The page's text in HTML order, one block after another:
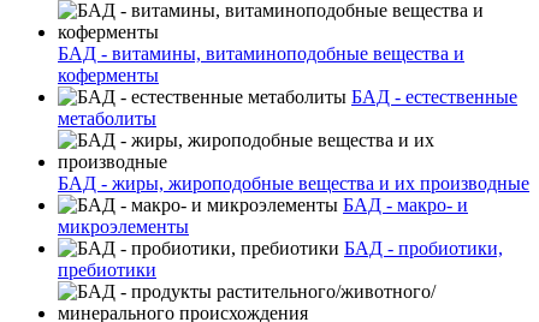
БАД - витамины, витаминоподобные вещества и
коферменты
БАД - естественные
метаболиты
БАД - жиры, жироподобные вещества и их производные
БАД - макро- и
микроэлементы
БАД - пробиотики,
пребиотики